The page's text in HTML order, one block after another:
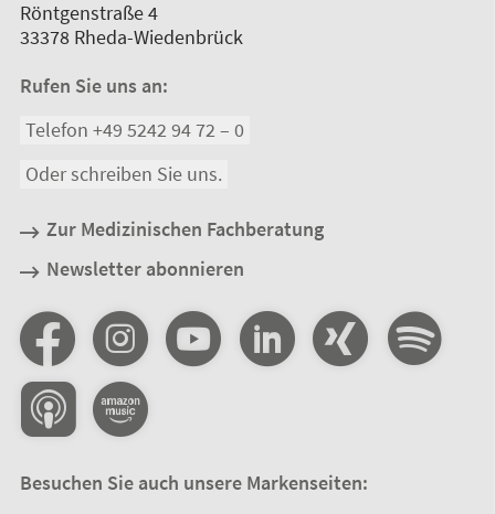
Röntgenstraße 4
33378 Rheda-Wiedenbrück
Rufen Sie uns an:
Telefon +49 5242 94 72 – 0
Oder schreiben Sie uns.
Zur Medizinischen Fachberatung
Newsletter abonnieren
Besuchen Sie auch unsere Markenseiten: